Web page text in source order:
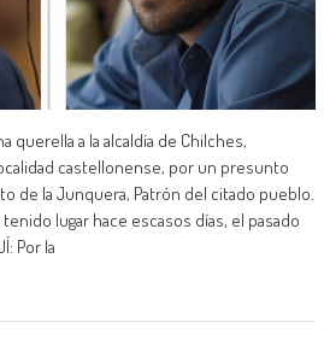
querella a la alcaldía de Chilches,
castellonense, por un presunto
de la Junquera, Patrón del citado pueblo.
lugar hace escasos días, el pasado
Por la